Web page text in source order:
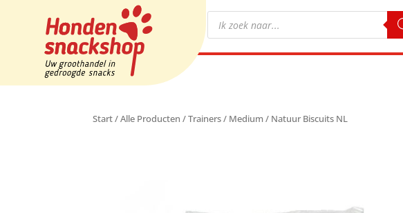
Start/Alle Producten /Trainers/ Medium/ Natuur Biscuits NL